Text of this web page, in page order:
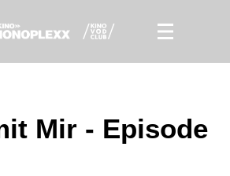
Mir - Episode